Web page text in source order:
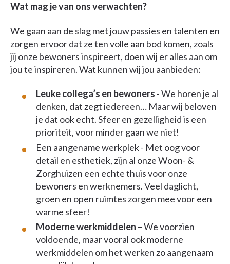
Wat mag je van ons verwachten?
We gaan aan de slag met jouw passies en talenten en
zorgen ervoor dat ze ten volle aan bod komen, zoals
jij onze bewoners inspireert, doen wij er alles aan om
jou te inspireren. Wat kunnen wij jou aanbieden:
Leuke collega’s en bewoners - We horen je al
denken, dat zegt iedereen… Maar wij beloven
je dat ook echt. Sfeer en gezelligheid is een
prioriteit, voor minder gaan we niet!
Een aangename werkplek - Met oog voor
detail en esthetiek, zijn al onze Woon- &
Zorghuizen een echte thuis voor onze
bewoners en werknemers. Veel daglicht,
groen en open ruimtes zorgen mee voor een
warme sfeer!
Moderne werkmiddelen – We voorzien
voldoende, maar vooral ook moderne
werkmiddelen om het werken zo aangenaam